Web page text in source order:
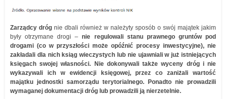
Zarządcy dróg nie dbali również w należyty sposób o swój majątek jakim
były otrzymane drogi – nie regulowali stanu prawnego gruntów pod
drogami (co w przyszłości może opóźnić procesy inwestycyjne), nie
zakładali dla nich ksiąg wieczystych lub nie ujawniali w już istniejących
księgach swojej własności. Nie dokonywali także wyceny dróg i nie
wykazywali ich w ewidencji księgowej, przez co zaniżali wartość
majątku jednostki samorządu terytorialnego. Ponadto nie prowadzili
wymaganej dokumentacji dróg lub prowadzili ją nierzetelnie.